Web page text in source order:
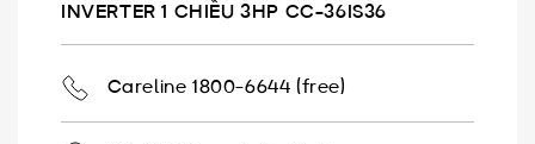
INVERTER 1 CHIỀU 3HP CC-36IS36
Careline 1800-6644 (free)